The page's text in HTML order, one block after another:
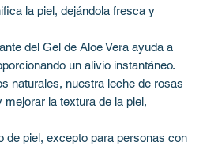
la piel, dejándola fresca y
del Gel de Aloe Vera ayuda a
un alivio instantáneo.
naturales, nuestra leche de rosas
la textura de la piel,
de piel, excepto para personas con